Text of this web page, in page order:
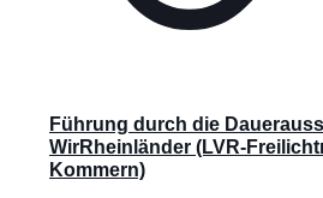
Führung durch die
WirRheinländer (LVR-
Kommern)